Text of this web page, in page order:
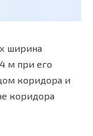
ширина
м при его
коридора и
коридора